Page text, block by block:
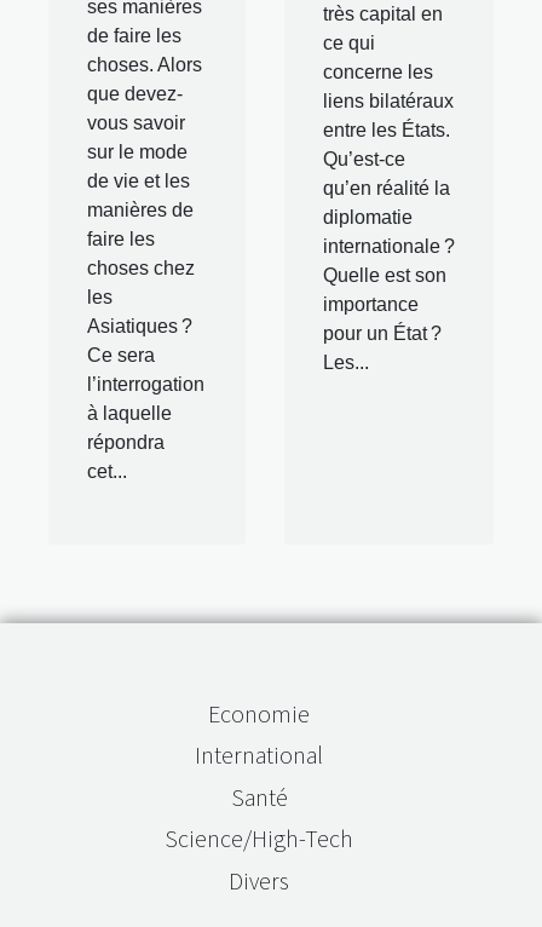
ses manières
de faire les
choses. Alors
que devez-
vous savoir
sur le mode
de vie et les
manières de
faire les
choses chez
les
Asiatiques ?
Ce sera
l’interrogation
à laquelle
répondra
cet...
très capital en
ce qui
concerne les
liens bilatéraux
entre les États.
Qu’est-ce
qu’en réalité la
diplomatie
internationale ?
Quelle est son
importance
pour un État ?
Les...
Economie
International
Santé
Science/High-Tech
Divers